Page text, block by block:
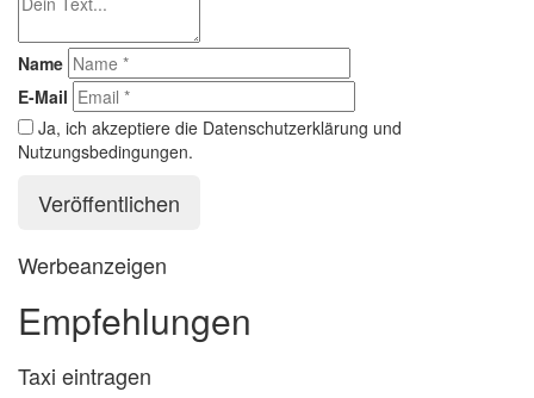
Name
E-Mail
Ja, ich akzeptiere die Datenschutzerklärung und
Nutzungsbedingungen.
Werbeanzeigen
Empfehlungen
Taxi eintragen